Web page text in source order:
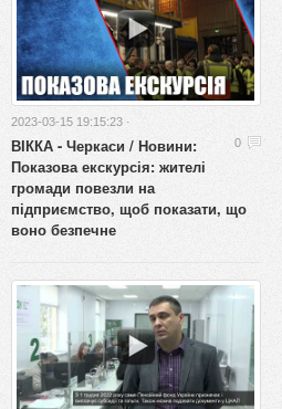
2023-03-15 19:15:23 ·
0
ВІККА - Черкаси / Новини:
Показова екскурсія: жителі
громади повезли на
підприємство, щоб показати, що
воно безпечне